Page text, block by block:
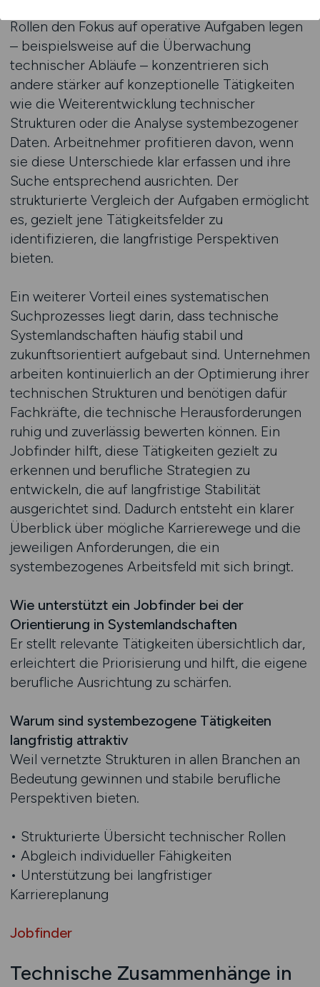
Rollen den Fokus auf operative Aufgaben legen
– beispielsweise auf die Überwachung
technischer Abläufe – konzentrieren sich
andere stärker auf konzeptionelle Tätigkeiten
wie die Weiterentwicklung technischer
Strukturen oder die Analyse systembezogener
Daten. Arbeitnehmer profitieren davon, wenn
sie diese Unterschiede klar erfassen und ihre
Suche entsprechend ausrichten. Der
strukturierte Vergleich der Aufgaben ermöglicht
es, gezielt jene Tätigkeitsfelder zu
identifizieren, die langfristige Perspektiven
bieten.
Ein weiterer Vorteil eines systematischen
Suchprozesses liegt darin, dass technische
Systemlandschaften häufig stabil und
zukunftsorientiert aufgebaut sind. Unternehmen
arbeiten kontinuierlich an der Optimierung ihrer
technischen Strukturen und benötigen dafür
Fachkräfte, die technische Herausforderungen
ruhig und zuverlässig bewerten können. Ein
Jobfinder hilft, diese Tätigkeiten gezielt zu
erkennen und berufliche Strategien zu
entwickeln, die auf langfristige Stabilität
ausgerichtet sind. Dadurch entsteht ein klarer
Überblick über mögliche Karrierewege und die
jeweiligen Anforderungen, die ein
systembezogenes Arbeitsfeld mit sich bringt.
Wie unterstützt ein Jobfinder bei der
Orientierung in Systemlandschaften
Er stellt relevante Tätigkeiten übersichtlich dar,
erleichtert die Priorisierung und hilft, die eigene
berufliche Ausrichtung zu schärfen.
Warum sind systembezogene Tätigkeiten
langfristig attraktiv
Weil vernetzte Strukturen in allen Branchen an
Bedeutung gewinnen und stabile berufliche
Perspektiven bieten.
• Strukturierte Übersicht technischer Rollen
• Abgleich individueller Fähigkeiten
• Unterstützung bei langfristiger
Karriereplanung
Jobfinder
Technische Zusammenhänge in